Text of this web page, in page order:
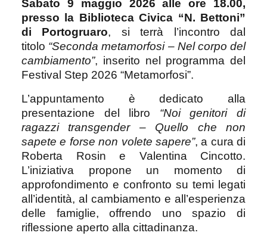
Sabato 9 maggio 2026 alle ore 18.00,
presso la Biblioteca Civica “N. Bettoni”
di Portogruaro, si terrà l’incontro dal
titolo “Seconda metamorfosi – Nel corpo del
cambiamento”, inserito nel programma del
Festival Step 2026 “Metamorfosi”.
L’appuntamento è dedicato alla
presentazione del libro “Noi genitori di
ragazzi transgender – Quello che non
sapete e forse non volete sapere”, a cura di
Roberta Rosin e Valentina Cincotto.
L’iniziativa propone un momento di
approfondimento e confronto su temi legati
all’identità, al cambiamento e all’esperienza
delle famiglie, offrendo uno spazio di
riflessione aperto alla cittadinanza.